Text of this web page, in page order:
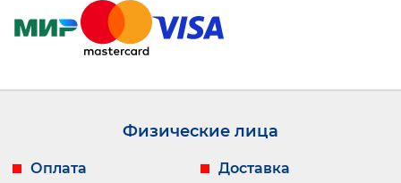
Физические лица
Оплата Доставка